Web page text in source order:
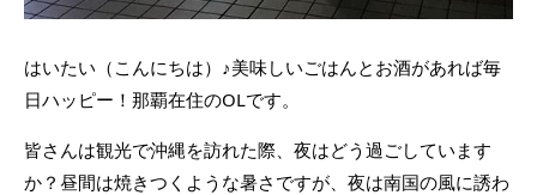
はいたい（こんにちは）♪美味しいごはんとお酒があれば毎
日ハッピー！那覇在住のOLです。
皆さんは観光で沖縄を訪れた際、夜はどう過ごしています
か？昼間は焼きつくような暑さですが、夜は南国の風に誘わ